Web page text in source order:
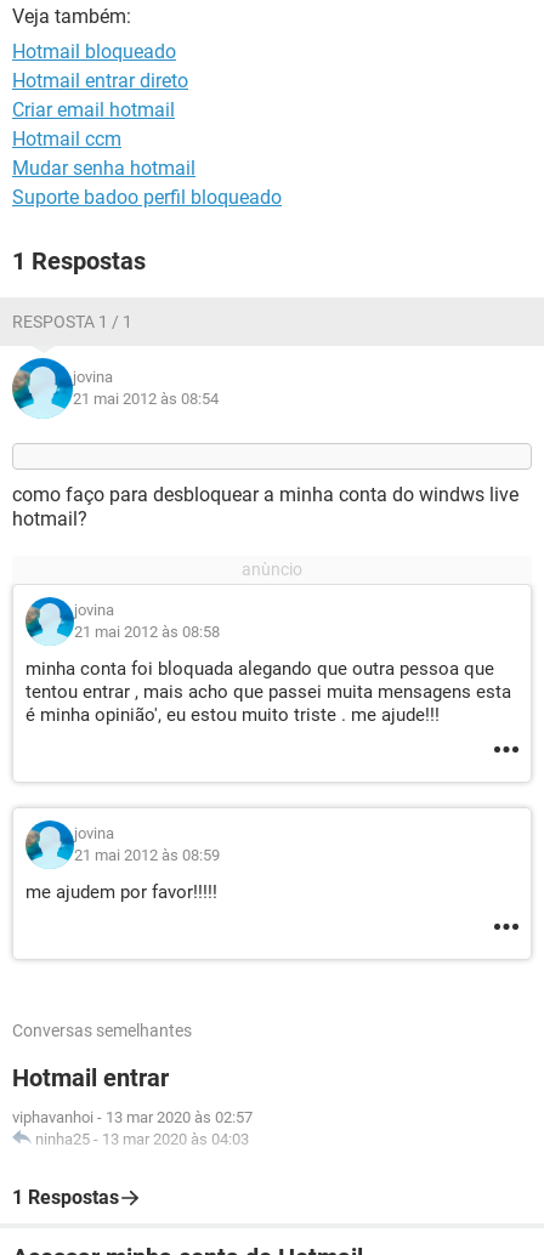
GUIA DE COMPRAS
Veja também:
Hotmail bloqueado
Hotmail entrar direto
Criar email hotmail
Hotmail ccm
Mudar senha hotmail
Suporte badoo perfil bloqueado
1 Respostas
RESPOSTA 1 / 1
jovina
21 mai 2012 às 08:54
como faço para desbloquear a minha conta do windws live
hotmail?
jovina
21 mai 2012 às 08:58
minha conta foi bloquada alegando que outra pessoa que
tentou entrar , mais acho que passei muita mensagens esta
é minha opinião', eu estou muito triste . me ajude!!!
jovina
21 mai 2012 às 08:59
me ajudem por favor!!!!!
Conversas semelhantes
Hotmail entrar
viphavanhoi - 13 mar 2020 às 02:57
ninha25 - 13 mar 2020 às 04:03
1 Respostas